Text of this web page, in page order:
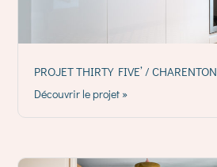
PROJET THIRTY FIVE’ / CHARENTON
Découvrir le projet »